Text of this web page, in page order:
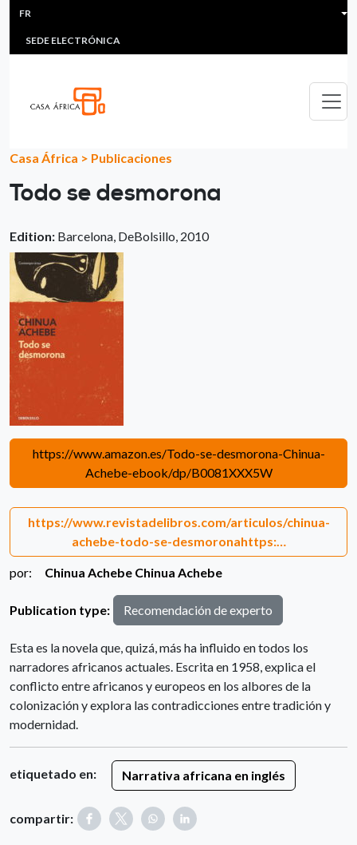
Aller au contenu principal
HEADER MENU
MULTIMEDIA
SEDE ELECTRÓNICA
FR
Casa África > Publicaciones
Todo se desmorona
Edition: Barcelona, DeBolsillo, 2010
https://www.amazon.es/Todo-se-desmorona-Chinua-
Achebe-ebook/dp/B0081XXX5W
https://www.revistadelibros.com/articulos/chinua-
achebe-todo-se-desmoronahttps:…
por: Chinua Achebe Chinua Achebe
Publication type: Recomendación de experto
Esta es la novela que, quizá, más ha influido en todos los
narradores africanos actuales. Escrita en 1958, explica el
conflicto entre africanos y europeos en los albores de la
colonización y explora las contradicciones entre tradición y
modernidad.
etiquetado en: Narrativa africana en inglés
compartir: